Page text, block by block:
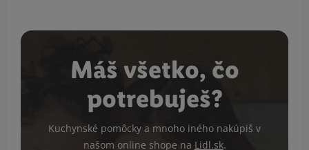
Máš všetko, čo
potrebuješ?
Kuchynské pomôcky a mnoho iného nakúpiš v
našom online shope na Lidl.sk.